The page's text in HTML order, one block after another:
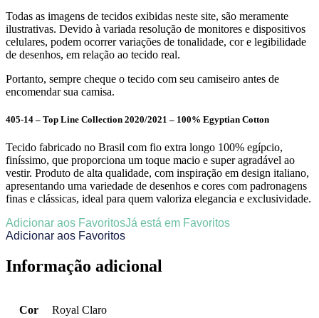
Todas as imagens de tecidos exibidas neste site, são meramente
ilustrativas. Devido à variada resolução de monitores e dispositivos
celulares, podem ocorrer variações de tonalidade, cor e legibilidade
de desenhos, em relação ao tecido real.
Portanto, sempre cheque o tecido com seu camiseiro antes de
encomendar sua camisa.
405-14 – Top Line Collection 2020/2021 – 100% Egyptian Cotton
Tecido fabricado no Brasil com fio extra longo 100% egípcio,
finíssimo, que proporciona um toque macio e super agradável ao
vestir. Produto de alta qualidade, com inspiração em design italiano,
apresentando uma variedade de desenhos e cores com padronagens
finas e clássicas, ideal para quem valoriza elegancia e exclusividade.
Adicionar aos FavoritosJá está em Favoritos
Adicionar aos Favoritos
Informação adicional
Cor Royal Claro